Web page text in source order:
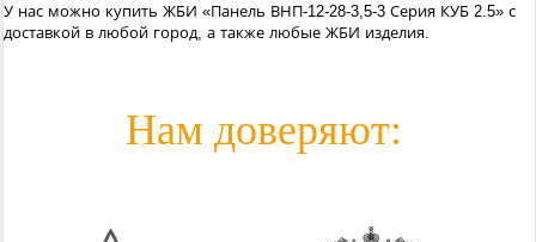
У нас можно купить ЖБИ «Панель ВНП-12-28-3,5-3 Серия КУБ 2.5» с
доставкой в любой город, а также любые ЖБИ изделия.
Нам доверяют: